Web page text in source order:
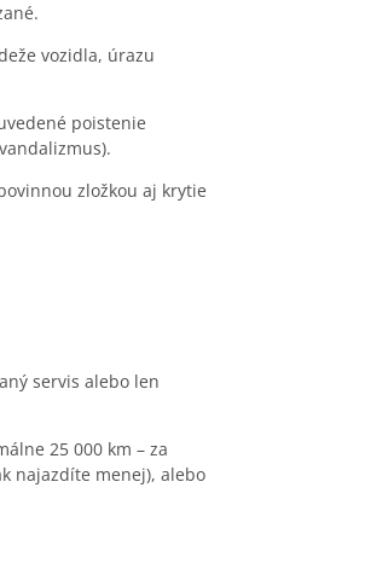
vozidla, úrazu
poistenie
zložkou aj krytie
servis alebo len
25 000 km – za
najazdíte menej), alebo